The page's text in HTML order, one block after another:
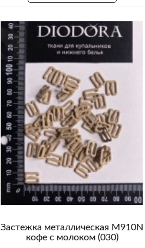
Застежка металлическая M910N
кофе с молоком (030)